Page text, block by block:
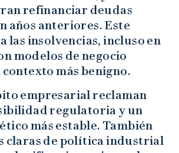
refinanciar deudas
años anteriores. Este
las insolvencias, incluso en
modelos de negocio
contexto más benigno.
empresarial reclaman
regulatoria y un
más estable. También
claras de política industrial